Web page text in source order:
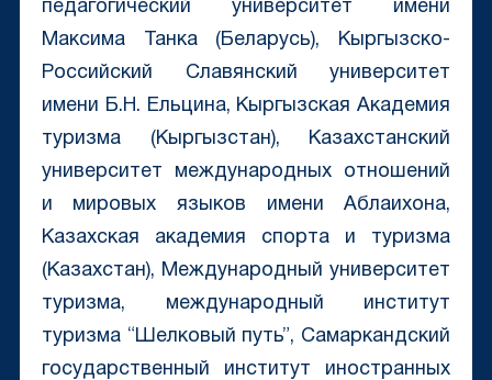
педагогический университет имени
Максима Танка (Беларусь), Кыргызско-
Российский Славянский университет
имени Б.Н. Ельцина, Кыргызская Академия
туризма (Кыргызстан), Казахстанский
университет международных отношений
и мировых языков имени Аблаихона,
Казахская академия спорта и туризма
(Казахстан), Международный университет
туризма, международный институт
туризма “Шелковый путь”, Самаркандский
государственный институт иностранных